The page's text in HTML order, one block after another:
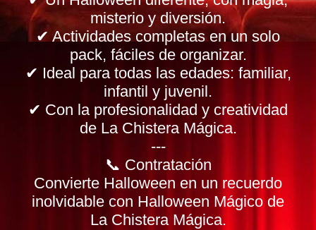
misterio y diversión.
✔ Actividades completas en un solo
pack, fáciles de organizar.
✔ Ideal para todas las edades: familiar,
infantil y juvenil.
✔ Con la profesionalidad y creatividad
de La Chistera Mágica.
---
📞 Contratación
Convierte Halloween en un recuerdo
inolvidable con Halloween Mágico de
La Chistera Mágica.